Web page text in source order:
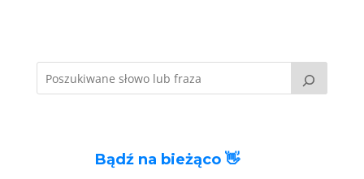
Bądź na bieżąco 👋